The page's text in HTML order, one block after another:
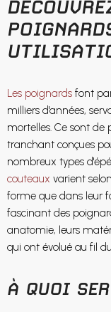
Les poignards font
milliers d'années,
mortelles. Ce sont
tranchant conçues
nombreux types
couteaux varient
forme que dans leur
fascinant des
anatomie, leurs
qui ont évolué au fil
À QUOI